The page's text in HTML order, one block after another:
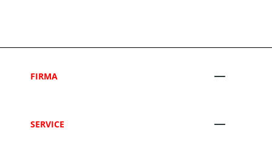
FIRMA
SERVICE